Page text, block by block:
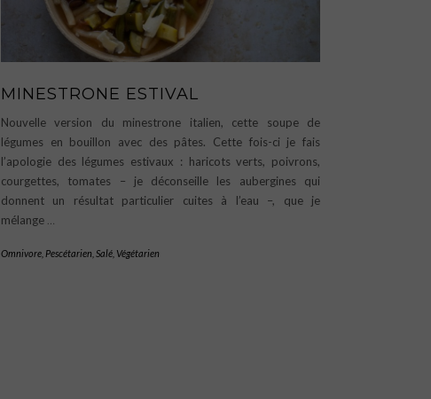
MINESTRONE ESTIVAL
Nouvelle version du minestrone italien, cette soupe de
légumes en bouillon avec des pâtes. Cette fois-ci je fais
l’apologie des légumes estivaux : haricots verts, poivrons,
courgettes, tomates – je déconseille les aubergines qui
donnent un résultat particulier cuites à l’eau –, que je
mélange
Omnivore Pescétarien Salé Végétarien